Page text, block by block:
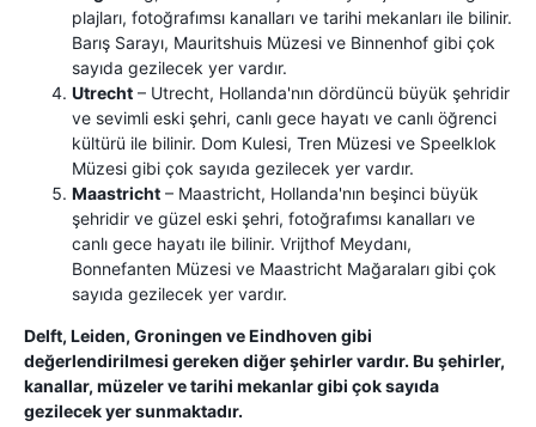
plajları, fotoğrafımsı kanalları ve tarihi mekanları ile bilinir.
Barış Sarayı, Mauritshuis Müzesi ve Binnenhof gibi çok
sayıda gezilecek yer vardır.
Utrecht – Utrecht, Hollanda'nın dördüncü büyük şehridir
ve sevimli eski şehri, canlı gece hayatı ve canlı öğrenci
kültürü ile bilinir. Dom Kulesi, Tren Müzesi ve Speelklok
Müzesi gibi çok sayıda gezilecek yer vardır.
Maastricht – Maastricht, Hollanda'nın beşinci büyük
şehridir ve güzel eski şehri, fotoğrafımsı kanalları ve
canlı gece hayatı ile bilinir. Vrijthof Meydanı,
Bonnefanten Müzesi ve Maastricht Mağaraları gibi çok
sayıda gezilecek yer vardır.
Delft, Leiden, Groningen ve Eindhoven gibi
değerlendirilmesi gereken diğer şehirler vardır. Bu şehirler,
kanallar, müzeler ve tarihi mekanlar gibi çok sayıda
gezilecek yer sunmaktadır.